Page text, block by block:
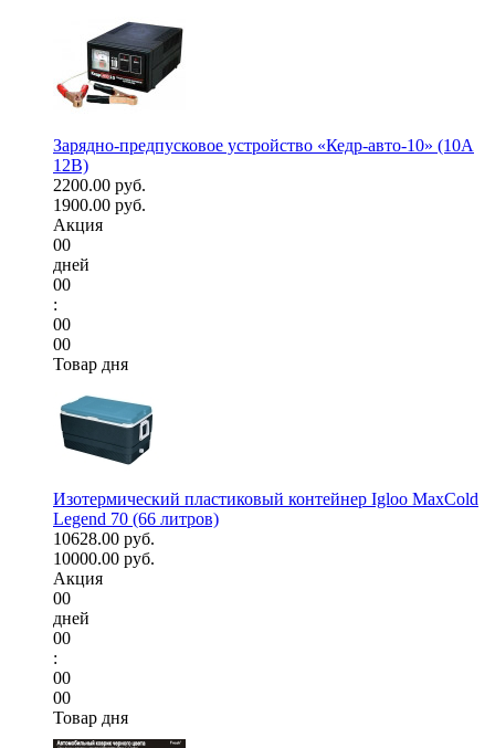
Зарядно-предпусковое устройство «Кедр-авто-10» (10A
12В)
2200.00 руб.
1900.00 руб.
Акция
00
дней
00
:
00
00
Товар дня
Изотермический пластиковый контейнер Igloo MaxCold
Legend 70 (66 литров)
10628.00 руб.
10000.00 руб.
Акция
00
дней
00
:
00
00
Товар дня